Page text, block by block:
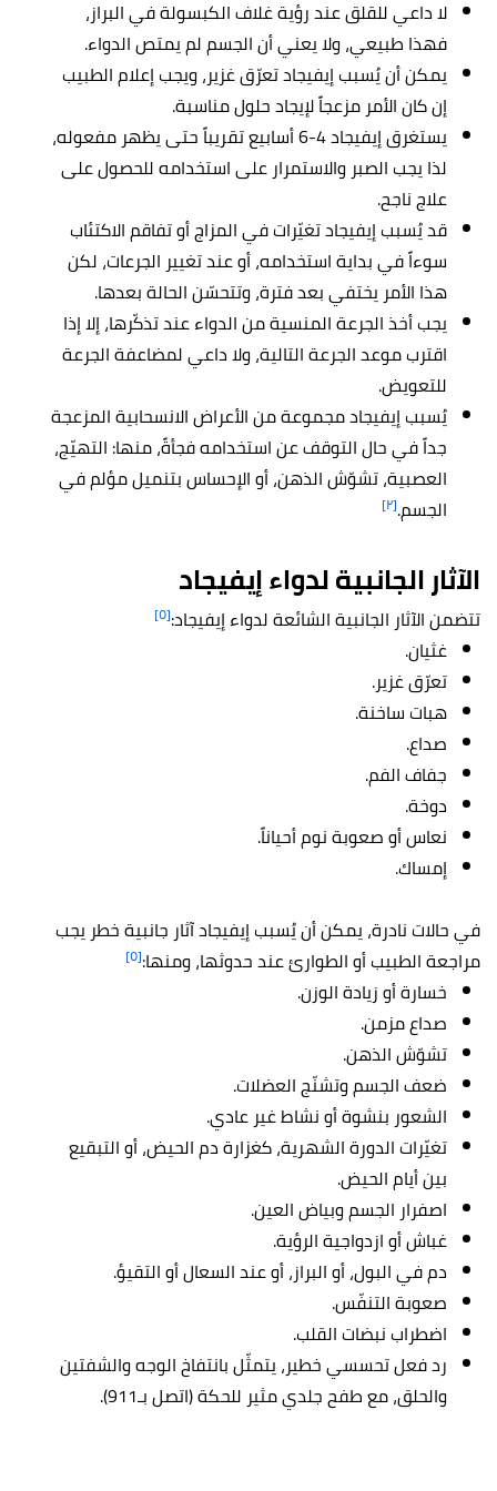
لا داعي للقلق عند رؤية غلاف الكبسولة في البراز،
فهذا طبيعي، ولا يعني أن الجسم لم يمتص الدواء.
يمكن أن يُسبب إيفيجاد تعرّق غزير، ويجب إعلام الطبيب
إن كان الأمر مزعجاً لإيجاد حلول مناسبة.
يستغرق إيفيجاد 4-6 أسابيع تقريباً حتى يظهر مفعوله،
لذا يجب الصبر والاستمرار على استخدامه للحصول على
علاج ناجح.
قد يُسبب إيفيجاد تغيّرات في المزاج أو تفاقم الاكتئاب
سوءاً في بداية استخدامه، أو عند تغيير الجرعات، لكن
هذا الأمر يختفي بعد فترة، وتتحسّن الحالة بعدها.
يجب أخذ الجرعة المنسية من الدواء عند تذكّرها، إلا إذا
اقترب موعد الجرعة التالية، ولا داعي لمضاعفة الجرعة
للتعويض.
يُسبب إيفيجاد مجموعة من الأعراض الانسحابية المزعجة
جداً في حال التوقف عن استخدامه فجأةً، منها: التهيّج،
العصبية، تشوّش الذهن، أو الإحساس بتنميل مؤلم في
الجسم.[٢]
الآثار الجانبية لدواء إيفيجاد
تتضمن الآثار الجانبية الشائعة لدواء إيفيجاد:[٥]
غثيان.
تعرّق غزير.
هبات ساخنة.
صداع.
جفاف الفم.
دوخة.
نعاس أو صعوبة نوم أحياناً.
إمساك.
في حالات نادرة، يمكن أن يُسبب إيفيجاد آثار جانبية خطر يجب
مراجعة الطبيب أو الطوارئ عند حدوثها، ومنها:[٥]
خسارة أو زيادة الوزن.
صداع مزمن.
تشوّش الذهن.
ضعف الجسم وتشنّج العضلات.
الشعور بنشوة أو نشاط غير عادي.
تغيّرات الدورة الشهرية، كغزارة دم الحيض، أو التبقيع
بين أيام الحيض.
اصفرار الجسم وبياض العين.
غباش أو ازدواجية الرؤية.
دم في البول، أو البراز، أو عند السعال أو التقيؤ.
صعوبة التنفّس.
اضطراب نبضات القلب.
رد فعل تحسسي خطير، يتمثّل بانتفاخ الوجه والشفتين
والحلق، مع طفح جلدي مثير للحكة (اتصل بـ911).